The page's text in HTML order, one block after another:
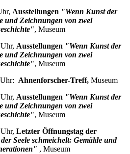
Ausstellungen "Wenn Kunst der
und Zeichnungen von zwei
, Museum
Ausstellungen "Wenn Kunst der
und Zeichnungen von zwei
, Museum
Ahnenforscher-Treff, Museum
Ausstellungen "Wenn Kunst der
und Zeichnungen von zwei
, Museum
Letzter Öffnungstag der
Seele schmeichelt: Gemälde und
, Museum